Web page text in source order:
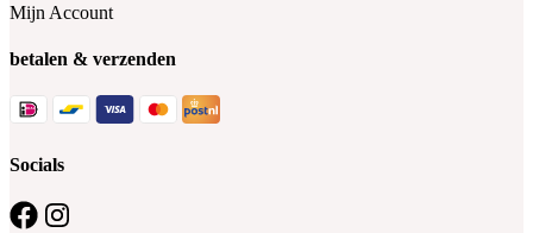
Mijn Account
betalen & verzenden
Socials